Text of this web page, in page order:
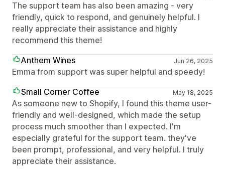
The support team has also been amazing - very
friendly, quick to respond, and genuinely helpful. I
really appreciate their assistance and highly
recommend this theme!
Anthem Wines
Jun 26, 2025
Emma from support was super helpful and speedy!
Small Corner Coffee
May 18, 2025
As someone new to Shopify, I found this theme user-
friendly and well-designed, which made the setup
process much smoother than I expected. I'm
especially grateful for the support team. they've
been prompt, professional, and very helpful. I truly
appreciate their assistance.